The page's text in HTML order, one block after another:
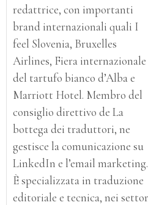
redattrice, con importanti
brand internazionali quali I
feel Slovenia, Bruxelles
Airlines, Fiera internazionale
del tartufo bianco d’Alba e
Marriott Hotel. Membro del
consiglio direttivo de La
bottega dei traduttori, ne
gestisce la comunicazione su
LinkedIn e l’email marketing.
È specializzata in traduzione
editoriale e tecnica, nei